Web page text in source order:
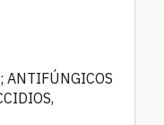
ANTIFÚNGICOS